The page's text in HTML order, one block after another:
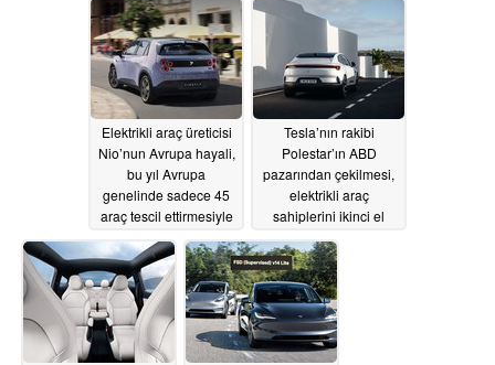
nedeniyle internette
görüş ayrılıklarına yol
açıyor07/13/2026
Elektrikli araç üreticisi
Nio’nun Avrupa hayali,
bu yıl Avrupa
genelinde sadece 45
araç tescil ettirmesiyle
07/12/2026
Tesla’nın rakibi
Polestar’ın ABD
pazarından çekilmesi,
elektrikli araç
sahiplerini ikinci el
ve uzun vadeli destek
eksikliği konusunda
endişelendiriyor
07/12/2026